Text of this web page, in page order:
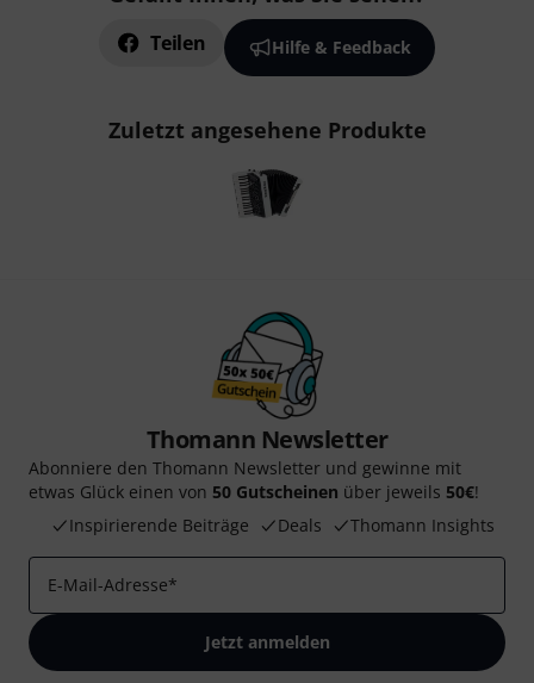
Teilen Hilfe & Feedback
Zuletzt angesehene Produkte
Thomann Newsletter
Abonniere den Thomann Newsletter und gewinne mit
etwas Glück einen von 50 Gutscheinen über jeweils 50€!
Inspirierende Beiträge
Deals Thomann Insights
E-Mail-Adresse*
Jetzt anmelden